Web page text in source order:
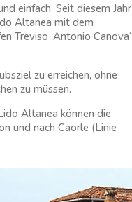
einfach. Seit diesem Jahr
Altanea mit dem
Treviso ‚Antonio Canova‘
zu erreichen, ohne
zu müssen.
Altanea können die
und nach Caorle (Linie